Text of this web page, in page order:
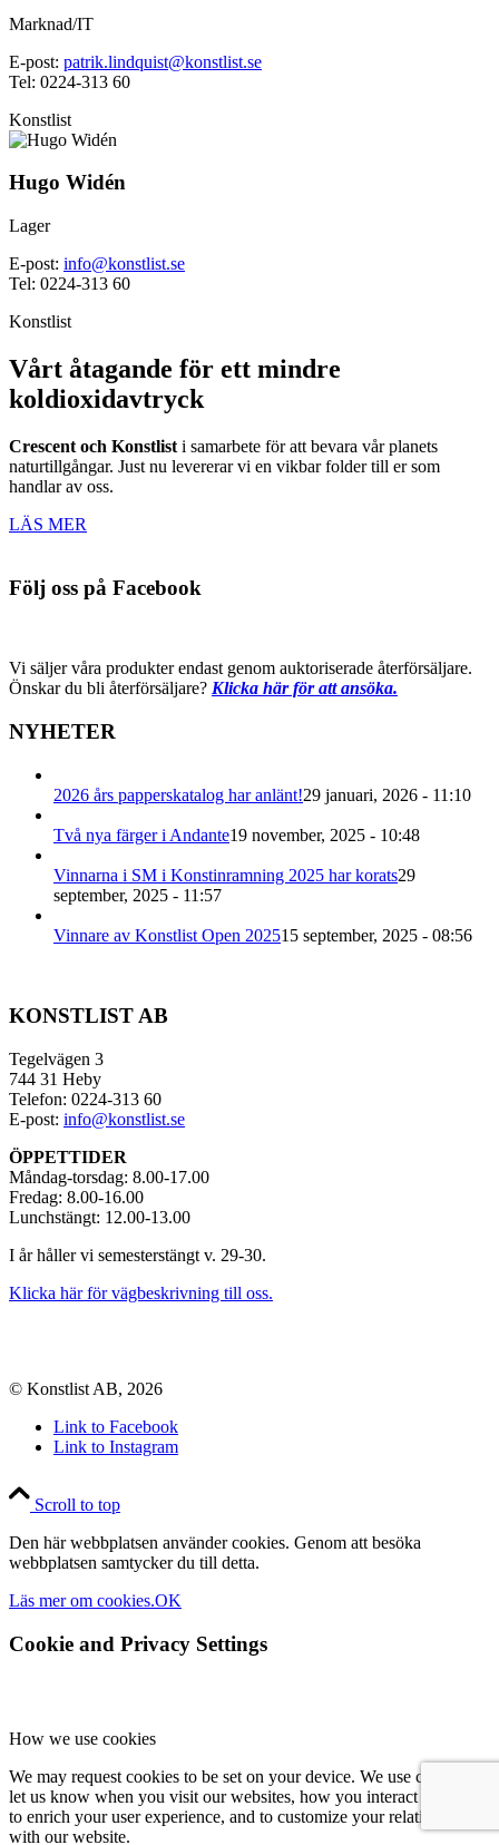
Marknad/IT
E-post: patrik.lindquist@konstlist.se
Tel: 0224-313 60
Konstlist
Hugo Widén
Lager
E-post: info@konstlist.se
Tel: 0224-313 60
Konstlist
Vårt åtagande för ett mindre
koldioxidavtryck
Crescent och Konstlist i samarbete för att bevara vår planets
naturtillgångar. Just nu levererar vi en vikbar folder till er som
handlar av oss.
LÄS MER
Följ oss på Facebook
Vi säljer våra produkter endast genom auktoriserade återförsäljare.
Önskar du bli återförsäljare? Klicka här för att ansöka.
NYHETER
2026 års papperskatalog har anlänt!29 januari, 2026 - 11:10
Två nya färger i Andante19 november, 2025 - 10:48
Vinnarna i SM i Konstinramning 2025 har korats29
september, 2025 - 11:57
Vinnare av Konstlist Open 202515 september, 2025 - 08:56
KONSTLIST AB
Tegelvägen 3
744 31 Heby
Telefon: 0224-313 60
E-post: info@konstlist.se
ÖPPETTIDER
Måndag-torsdag: 8.00-17.00
Fredag: 8.00-16.00
Lunchstängt: 12.00-13.00
I år håller vi semesterstängt v. 29-30.
Klicka här för vägbeskrivning till oss.
© Konstlist AB, 2026
Link to Facebook
Link to Instagram
Scroll to top
Den här webbplatsen använder cookies. Genom att besöka
webbplatsen samtycker du till detta.
Läs mer om cookies.OK
Cookie and Privacy Settings
How we use cookies
We may request cookies to be set on your device. We use cookies to
let us know when you visit our websites, how you interact with us,
to enrich your user experience, and to customize your relationship
with our website.